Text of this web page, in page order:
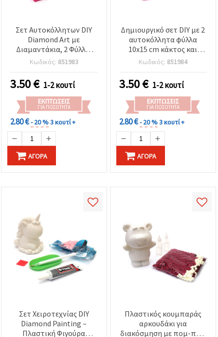
Σετ Αυτοκόλλητων DIY
Diamond Art με
Διαμαντάκια, 2 Φύλλα,
Σχέδια Ελέφαντας &
Παγωτό, 10x15 εκ.
Κωδικός: 851983
3.50€ 1-2 κουτί
ΕΚΠΤΏΣΕΙΣ
ΓΙΑ ΠΟΣΌΤΗΤΑ
2.80 €- 20 %3 κουτί +
ΑΓΟΡΆ
Δημιουργικό σετ DIY με 2
αυτοκόλλητα φύλλα
10x15 cm κάκτος και
νεκροκεφαλή με στρας
Κωδικός: 851984
3.50€ 1-2 κουτί
ΕΚΠΤΏΣΕΙΣ
ΓΙΑ ΠΟΣΌΤΗΤΑ
2.80 €- 20 %3 κουτί +
ΑΓΟΡΆ
Σετ Χειροτεχνίας DIY
Diamond Painting –
Πλαστική Φιγούρα
Πλαστικός κουμπαράς
αρκουδάκι για
διακόσμηση με πομ-πομ